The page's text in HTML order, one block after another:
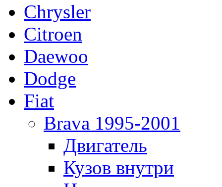
Chrysler
Citroen
Daewoo
Dodge
Fiat
Brava 1995-2001
Двигатель
Кузов внутри